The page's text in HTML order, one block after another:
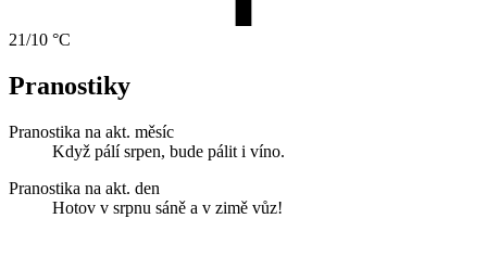
21/10 °C
Pranostiky
Pranostika na akt. měsíc
Když pálí srpen, bude pálit i víno.
Pranostika na akt. den
Hotov v srpnu sáně a v zimě vůz!